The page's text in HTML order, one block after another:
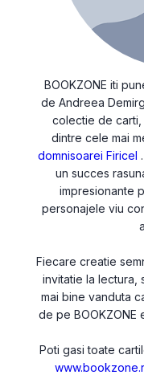
BOOKZONE iti
de Andreea
colectie de carti,
dintre cele mai
domnisoarei Firicel
un succes
impresionante
personajele viu
Fiecare creatie
invitatie la lectura,
mai bine vanduta
de pe BOOKZONE
Poti gasi toate